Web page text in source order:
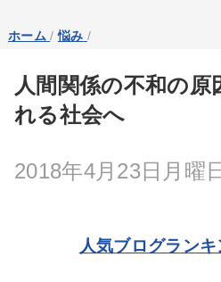
ホーム /悩み /
人間関係の不和の原
れる社会へ
2018年4月23日月曜日
人気ブログラン